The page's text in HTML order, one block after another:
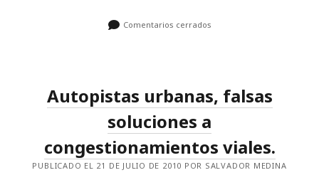
Comentarios cerrados
Autopistas urbanas, falsas
soluciones a
congestionamientos viales.
PUBLICADO EL 21 DE JULIO DE 2010 POR SALVADOR MEDINA